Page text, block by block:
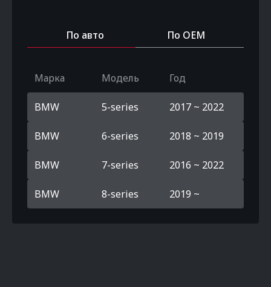
По авто По OEM
Марка Модель Год
BMW 5-series 2017 ~ 2022
BMW 6-series 2018 ~ 2019
BMW 7-series 2016 ~ 2022
BMW 8-series 2019 ~